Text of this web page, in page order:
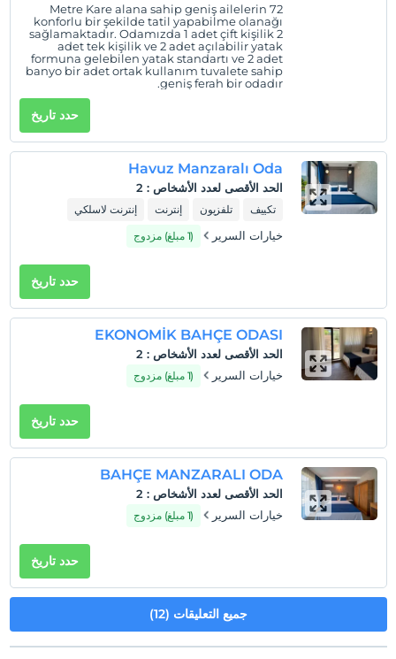
72 Metre Kare alana sahip geniş ailelerin
konforlu bir şekilde tatil yapabilme olanağı
sağlamaktadır. Odamızda 1 adet çift kişilik 2
adet tek kişilik ve 2 adet açılabilir yatak
formuna gelebilen yatak standartı ve 2 adet
banyo bir adet ortak kullanım tuvalete sahip
geniş ferah bir odadır.
حدد تاريخ
Havuz Manzaralı Oda
الحد الأقصى لعدد الأشخاص :
2
تكييف تلفزيون إنترنت إنترنت لاسلكي
خيارات السرير (1 مبلغ) مزدوج
حدد تاريخ
EKONOMİK BAHÇE ODASI
الحد الأقصى لعدد الأشخاص :
2
خيارات السرير
(1 مبلغ) مزدوج
حدد تاريخ
BAHÇE MANZARALI ODA
الحد الأقصى لعدد الأشخاص :
2
خيارات السرير
(1 مبلغ) مزدوج
حدد تاريخ
جميع التعليقات (12)